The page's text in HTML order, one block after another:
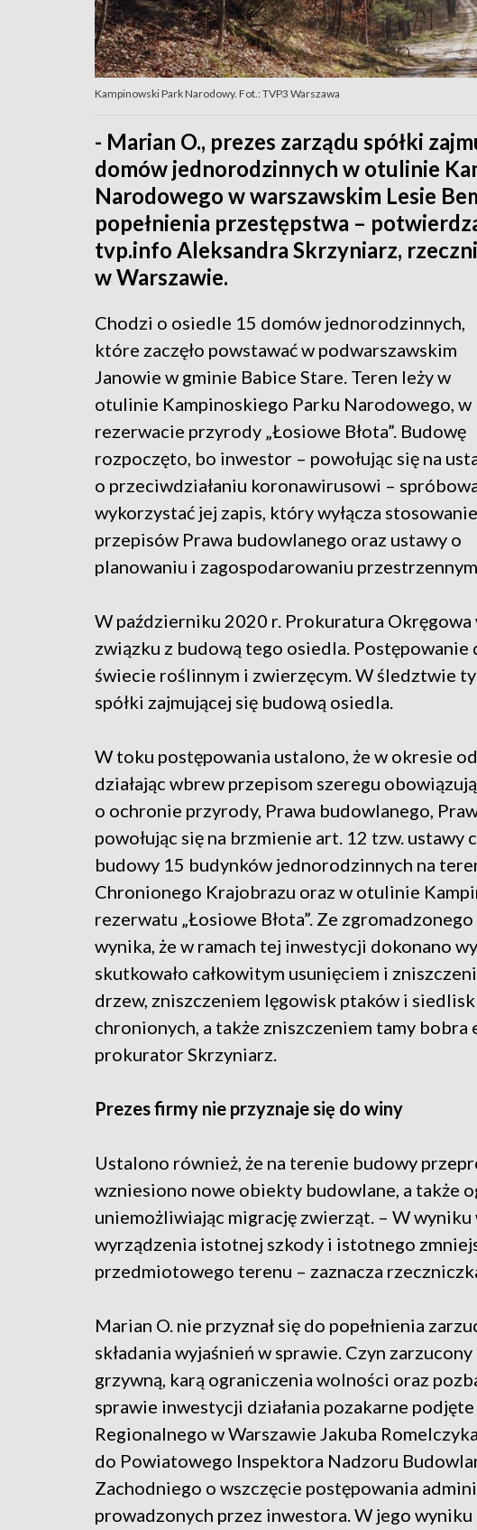
Kampinowski Park Narodowy. Fot.: TVP3 Warszawa
- Marian O., prezes zarządu spółki
domów jednorodzinnych w otulinie
Narodowego w warszawskim Lesie
popełnienia przestępstwa –
tvp.info Aleksandra Skrzyniarz,
w Warszawie.
Chodzi o osiedle 15 domów jednorodzinnych,
które zaczęło powstawać w podwarszawskim
Janowie w gminie Babice Stare. Teren leży w
otulinie Kampinoskiego Parku Narodowego, w
rezerwacie przyrody „Łosiowe Błota”. Budowę
rozpoczęto, bo inwestor – powołując się na
o przeciwdziałaniu koronawirusowi –
wykorzystać jej zapis, który wyłącza stosowanie
przepisów Prawa budowlanego oraz ustawy o
planowaniu i zagospodarowaniu
W październiku 2020 r. Prokuratura Okręgowa
związku z budową tego osiedla.
świecie roślinnym i zwierzęcym. W śledztwie
spółki zajmującej się budową osiedla.
W toku postępowania ustalono, że w okresie
działając wbrew przepisom szeregu
o ochronie przyrody, Prawa budowlanego,
powołując się na brzmienie art. 12 tzw.
budowy 15 budynków jednorodzinnych na
Chronionego Krajobrazu oraz w otulinie
rezerwatu „Łosiowe Błota”. Ze
wynika, że w ramach tej inwestycji dokonano
skutkowało całkowitym usunięciem i
drzew, zniszczeniem lęgowisk ptaków i
chronionych, a także zniszczeniem tamy bobra
prokurator Skrzyniarz.
Prezes firmy nie przyznaje się do winy
Ustalono również, że na terenie budowy
wzniesiono nowe obiekty budowlane, a także
uniemożliwiając migrację zwierząt. – W wyniku
wyrządzenia istotnej szkody i istotnego
przedmiotowego terenu – zaznacza
Marian O. nie przyznał się do popełnienia
składania wyjaśnień w sprawie. Czyn
grzywną, karą ograniczenia wolności oraz
sprawie inwestycji działania pozakarne
Regionalnego w Warszawie Jakuba
do Powiatowego Inspektora Nadzoru
Zachodniego o wszczęcie postępowania
prowadzonych przez inwestora. W jego